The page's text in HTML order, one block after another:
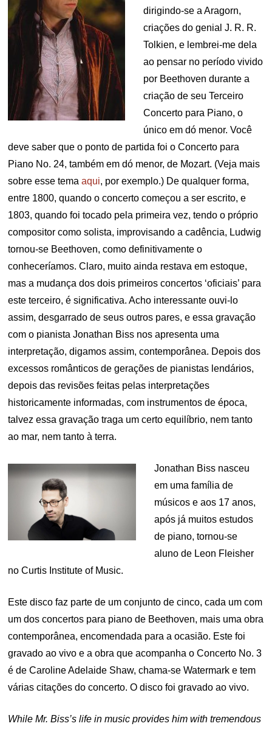
dirigindo-se a Aragorn,
criações do genial J. R. R.
Tolkien, e lembrei-me dela
ao pensar no período vivido
por Beethoven durante a
criação de seu Terceiro
Concerto para Piano, o
único em dó menor. Você
deve saber que o ponto de partida foi o Concerto para
Piano No. 24, também em dó menor, de Mozart. (Veja mais
sobre esse tema aqui, por exemplo.) De qualquer forma,
entre 1800, quando o concerto começou a ser escrito, e
1803, quando foi tocado pela primeira vez, tendo o próprio
compositor como solista, improvisando a cadência, Ludwig
tornou-se Beethoven, como definitivamente o
conheceríamos. Claro, muito ainda restava em estoque,
mas a mudança dos dois primeiros concertos ‘oficiais’ para
este terceiro, é significativa. Acho interessante ouvi-lo
assim, desgarrado de seus outros pares, e essa gravação
com o pianista Jonathan Biss nos apresenta uma
interpretação, digamos assim, contemporânea. Depois dos
excessos românticos de gerações de pianistas lendários,
depois das revisões feitas pelas interpretações
historicamente informadas, com instrumentos de época,
talvez essa gravação traga um certo equilíbrio, nem tanto
ao mar, nem tanto à terra.
Jonathan Biss nasceu
em uma família de
músicos e aos 17 anos,
após já muitos estudos
de piano, tornou-se
aluno de Leon Fleisher
no Curtis Institute of Music.
Este disco faz parte de um conjunto de cinco, cada um com
um dos concertos para piano de Beethoven, mais uma obra
contemporânea, encomendada para a ocasião. Este foi
gravado ao vivo e a obra que acompanha o Concerto No. 3
é de Caroline Adelaide Shaw, chama-se Watermark e tem
várias citações do concerto. O disco foi gravado ao vivo.
While Mr. Biss’s life in music provides him with tremendous